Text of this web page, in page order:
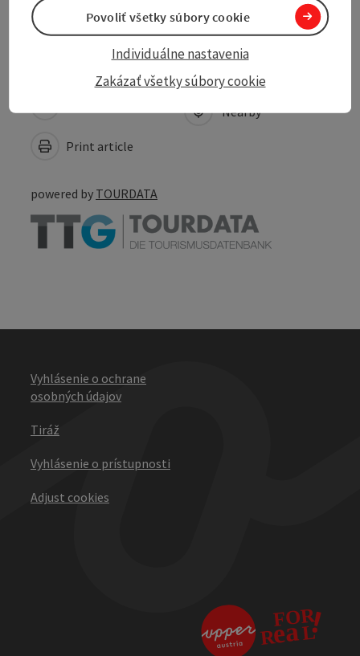
Accessibility
Print article
Nearby
powered by TOURDATA
Vyhlásenie o ochrane
osobných údajov
Tiráž
Vyhlásenie o prístupnosti
Adjust cookies
Zakázať všetky súbory cookie
Individuálne nastavenia
Povoliť všetky súbory cookie